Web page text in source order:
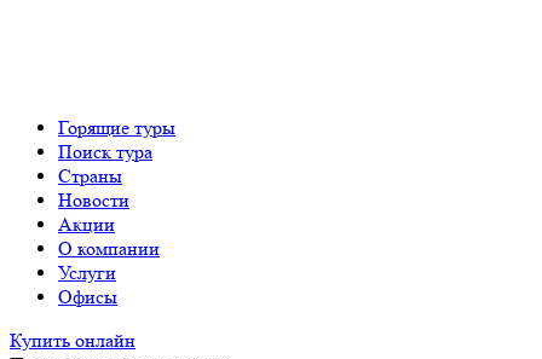
Горящие туры
Поиск тура
Страны
Новости
Акции
О компании
Услуги
Офисы
Купить онлайн